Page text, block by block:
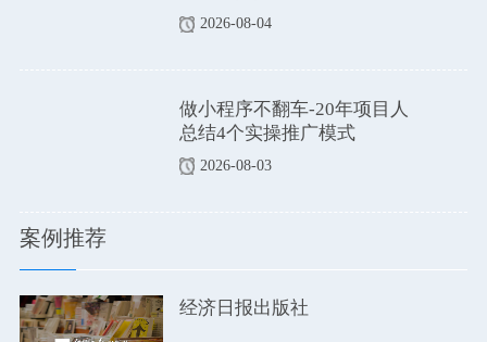
2026-08-04
做小程序不翻车-20年项目人
总结4个实操推广模式
2026-08-03
案例推荐
经济日报出版社